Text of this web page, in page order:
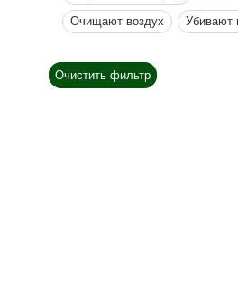
Очищают воздух Убивают
Очистить фильтр